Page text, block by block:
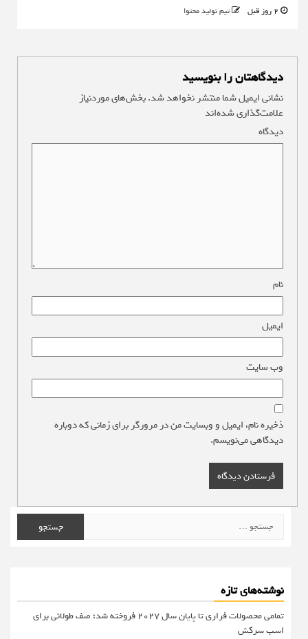
تیم تولید محتوا
دیدگاهتان را بنویسید
نشانی ایمیل شما منتشر نخواهد شد.بخش‌های موردنیاز
علامت‌گذاری شده‌اند
دیدگاه
نام
ایمیل
وب‌ سایت
ذخیره نام، ایمیل و وبسایت من در مرورگر برای زمانی که دوباره
دیدگاهی می‌نویسم.
برای:
نوشته‌های تازه
تمامی محصولات فراری تا پایان سال ۲۰۲۷ فروخته شد؛ صف طولانی برای
اسب سرکش